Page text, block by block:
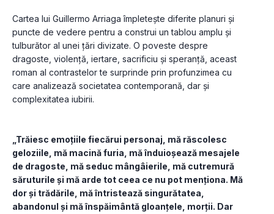
Cartea lui Guillermo Arriaga împletește diferite planuri și
puncte de vedere pentru a construi un tablou amplu și
tulburător al unei țări divizate. O poveste despre
dragoste, violență, iertare, sacrificiu și speranță, aceast
roman al contrastelor te surprinde prin profunzimea cu
care analizează societatea contemporană, dar și
complexitatea iubirii.
„Trăiesc emoțiile fiecărui personaj, mă răscolesc
geloziile, mă macină furia, mă înduioșează mesajele
de dragoste, mă seduc mângâierile, mă cutremură
săruturile și mă arde tot ceea ce nu pot menționa. Mă
dor și trădările, mă întristează singurătatea,
abandonul și mă înspăimântă gloanțele, morții. Dar